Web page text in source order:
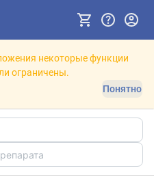
некоторые функции
ограничены.
Понятно